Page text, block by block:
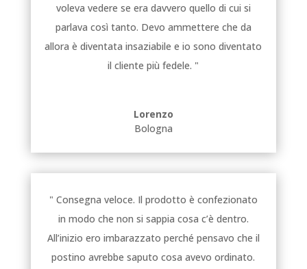
voleva vedere se era davvero quello di cui si
parlava così tanto. Devo ammettere che da
allora è diventata insaziabile e io sono diventato
il cliente più fedele. "
Lorenzo
Bologna
" Consegna veloce. Il prodotto è confezionato
in modo che non si sappia cosa c’è dentro.
All’inizio ero imbarazzato perché pensavo che il
postino avrebbe saputo cosa avevo ordinato.